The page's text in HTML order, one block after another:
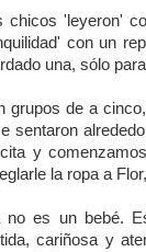
'leyeron'
con un
una, sólo
grupos de a
sentaron
y
la ropa a
no es un bebé.
cariñosa y